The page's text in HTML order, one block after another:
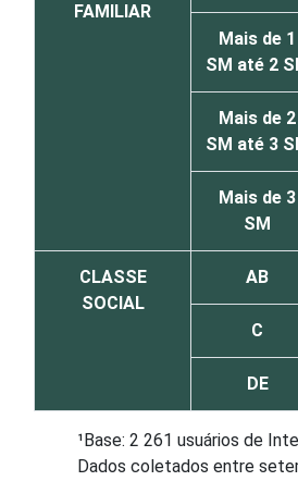
FAMILIAR
Mais de 1
SM até 2
Mais de 2
SM até 3
Mais de 3
SM
CLASSE
SOCIAL
AB
C
DE
¹Base: 2 261 usuários de
Dados coletados entre